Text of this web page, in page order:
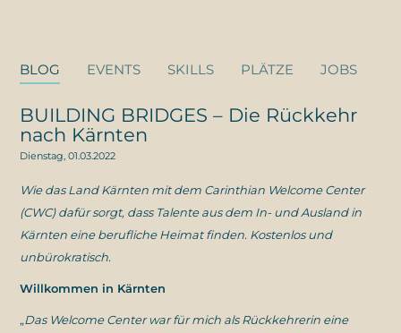
BLOG EVENTS SKILLS PLÄTZE JOBS
BUILDING BRIDGES – Die Rückkehr
nach Kärnten
Dienstag, 01.03.2022
Wie das Land Kärnten mit dem Carinthian Welcome Center
(CWC) dafür sorgt, dass Talente aus dem In- und Ausland in
Kärnten eine berufliche Heimat finden. Kostenlos und
unbürokratisch.
Willkommen in Kärnten
„Das Welcome Center war für mich als Rückkehrerin eine